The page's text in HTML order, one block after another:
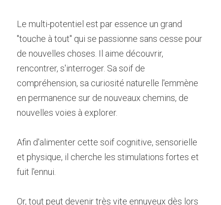
Le multi-potentiel est par essence un grand
"touche à tout" qui se passionne sans cesse pour
de nouvelles choses. Il aime découvrir,
rencontrer, s'interroger. Sa soif de
compréhension, sa curiosité naturelle l'emmène
en permanence sur de nouveaux chemins, de
nouvelles voies à explorer.
Afin d'alimenter cette soif cognitive, sensorielle
et physique, il cherche les stimulations fortes et
fuit l'ennui.
Or, tout peut devenir très vite ennuyeux dès lors